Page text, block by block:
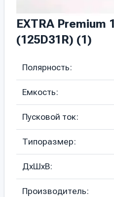
EXTRA Premium
(125D31R) (1)
Полярность:
Емкость:
Пусковой ток:
Типоразмер:
ДхШхВ:
Производитель: